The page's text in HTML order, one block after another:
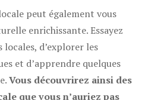
peut également vous
enrichissante. Essayez
d’explorer les
et d’apprendre quelques
Vous découvrirez ainsi des
que vous n’auriez pas